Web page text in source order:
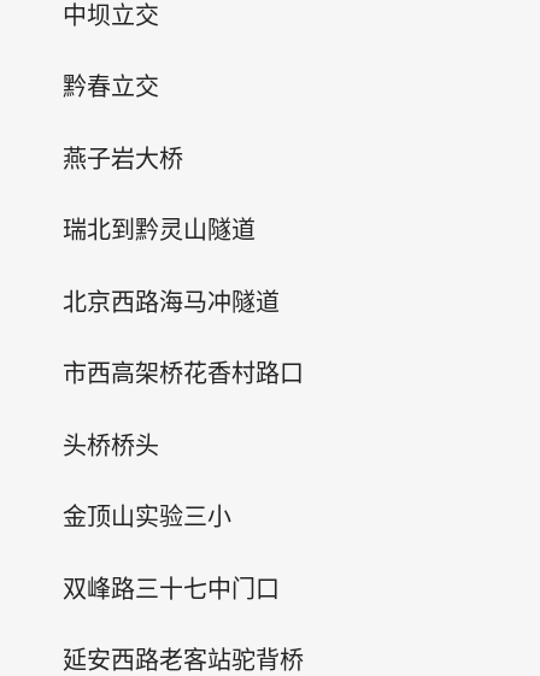
中坝立交
黔春立交
燕子岩大桥
瑞北到黔灵山隧道
北京西路海马冲隧道
市西高架桥花香村路口
头桥桥头
金顶山实验三小
双峰路三十七中门口
延安西路老客站驼背桥